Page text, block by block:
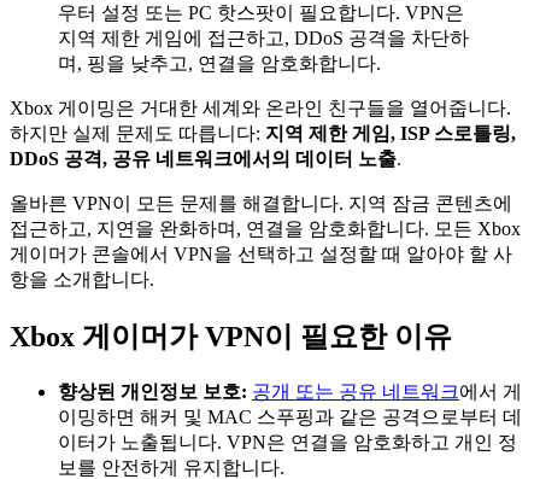
우터 설정 또는 PC 핫스팟이 필요합니다. VPN은
지역 제한 게임에 접근하고, DDoS 공격을 차단하
며, 핑을 낮추고, 연결을 암호화합니다.
Xbox 게이밍은 거대한 세계와 온라인 친구들을 열어줍니다.
하지만 실제 문제도 따릅니다: 지역 제한 게임, ISP 스로틀링,
DDoS 공격, 공유 네트워크에서의 데이터 노출.
올바른 VPN이 모든 문제를 해결합니다. 지역 잠금 콘텐츠에
접근하고, 지연을 완화하며, 연결을 암호화합니다. 모든 Xbox
게이머가 콘솔에서 VPN을 선택하고 설정할 때 알아야 할 사
항을 소개합니다.
Xbox 게이머가 VPN이 필요한 이유
향상된 개인정보 보호: 공개 또는 공유 네트워크에서 게
이밍하면 해커 및 MAC 스푸핑과 같은 공격으로부터 데
이터가 노출됩니다. VPN은 연결을 암호화하고 개인 정
보를 안전하게 유지합니다.